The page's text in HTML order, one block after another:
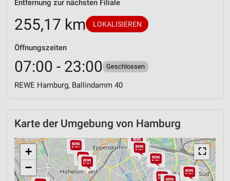
Entfernung zur nächsten Filiale
255,17 km LOKALISIEREN
Öffnungszeiten
07:00 - 23:00 Geschlossen
REWE Hamburg, Ballindamm 40
Karte der Umgebung von Hamburg
⛶
+
−